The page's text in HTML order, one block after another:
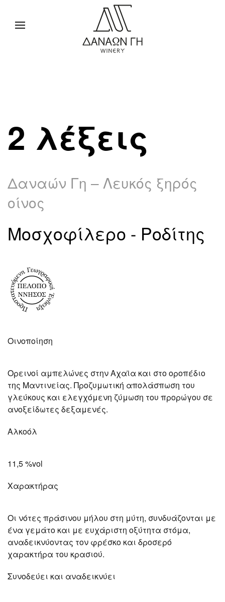
2 λέξεις
Δαναών Γη – Λευκός ξηρός
οίνος
Μοσχοφίλερο - Ροδίτης
Οινοποίηση
Ορεινοί αμπελώνες στην Αχαϊα και στο οροπέδιο
της Μαντινείας. Προζυμωτική απολάσπωση του
γλεύκους και ελεγχόμενη ζύμωση του προρώγου σε
ανοξείδωτες δεξαμενές.
Αλκοόλ
11,5 %vol
Χαρακτήρας
Οι νότες πράσινου μήλου στη μύτη, συνδυάζονται με
ένα γεμάτο και με ευχάριστη οξύτητα στόμα,
αναδεικνύοντας τον φρέσκο και δροσερό
χαρακτήρα του κρασιού.
Συνοδεύει και αναδεικνύει